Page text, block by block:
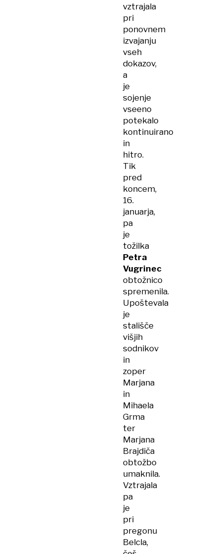
vztrajala
pri
ponovnem
izvajanju
vseh
dokazov,
a
je
sojenje
vseeno
potekalo
kontinuirano
in
hitro.
Tik
pred
koncem,
16.
januarja,
pa
je
tožilka
Petra
Vugrinec
obtožnico
spremenila.
Upoštevala
je
stališče
višjih
sodnikov
in
zoper
Marjana
in
Mihaela
Grma
ter
Marjana
Brajdiča
obtožbo
umaknila.
Vztrajala
pa
je
pri
pregonu
Belcla,